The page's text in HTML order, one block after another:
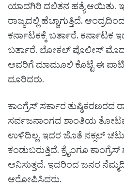
ಯಾದಗಿರಿ ದಲಿತನ ಹತ್ಯೆ ಆಯಿತು.
ರಾಜ್ಯದಲ್ಲಿ ಹೆಚ್ಚಾಗುತ್ತಿದೆ.
ಕರ್ನಾಟಕಕ್ಕೆ ಬರ್ತಾರೆ. ಕರ್ನಾಟಕ
ಬರ್ತಾರೆ. ಲೋಕಲ್ ಪೊಲೀಸ್
ಅವರಿಗೆ ಮಾಮೂಲಿ ಕೊಟ್ಟೆ ಈ
ದೂರಿದರು.
ಕಾಂಗ್ರೆಸ್ ಸರ್ಕಾರ ತುಷ್ಠಿಕರಣರದ
ಸರ್ವಜನಾಂಗದ ಶಾಂತಿಯ
ಉಳಿದಿಲ್ಲ. ಇದರ ಜೊತೆ ನಕ್ಸಲ್
ಕಂಡುಬರುತ್ತಿದೆ. ಕ್ರೈಂಗೂ
ಅನಿಸುತ್ತದೆ. ಇದರಿಂದ ಜನರ
ಆರೋಪಿಸಿದರು.